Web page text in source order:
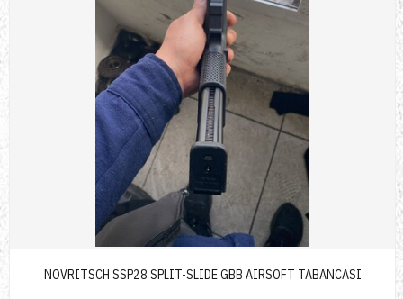
NOVRITSCH SSP28 SPLIT-SLIDE GBB AIRSOFT TABANCASI